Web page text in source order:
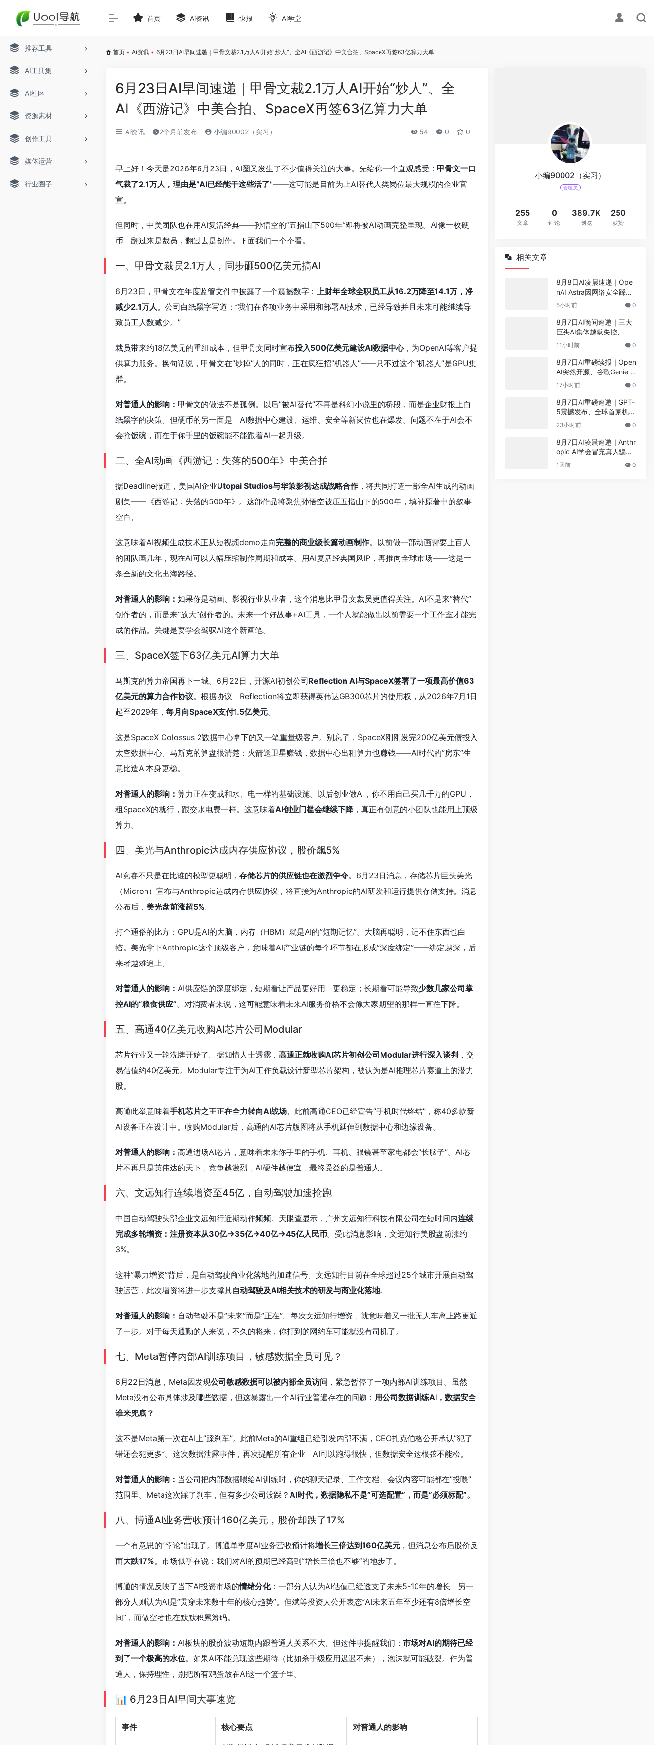
推荐工具
AI工具集
AI社区
资源素材
创作工具
媒体运营
行业圈子
首页 Ai资讯 快报 Ai学堂
首页 • Ai资讯 • 6月23日AI早间速递｜甲骨文裁2.1万人AI开始“炒人”、全AI《西游记》中美合拍、SpaceX再签63亿算力大单
6月23日AI早间速递｜甲骨文裁2.1万人AI开始“炒人”、全
AI《西游记》中美合拍、SpaceX再签63亿算力大单
Ai资讯 2个月前发布 小编90002（实习） 54 0 0
早上好！今天是2026年6月23日，AI圈又发生了不少值得关注的大事。先给你一个直观感受： 甲骨文一口
气裁了2.1万人，理由是”AI已经能干这些活了”——这可能是目前为止AI替代人类岗位最大规模的企业官
宣。
但同时，中美团队也在用AI复活经典——孙悟空的”五指山下500年”即将被AI动画完整呈现。AI像一枚硬
币，翻过来是裁员，翻过去是创作。下面我们一个个看。
一、甲骨文裁员2.1万人，同步砸500亿美元搞AI
6月23日，甲骨文在年度监管文件中披露了一个震撼数字： 上财年全球全职员工从16.2万降至14.1万，净
减少2.1万人。公司白纸黑字写道：”我们在各项业务中采用和部署AI技术，已经导致并且未来可能继续导
致员工人数减少。”
裁员带来约18亿美元的重组成本，但甲骨文同时宣布投入500亿美元建设AI数据中心，为OpenAI等客户提
供算力服务。换句话说，甲骨文在”炒掉”人的同时，正在疯狂招”机器人”——只不过这个”机器人”是GPU集
群。
对普通人的影响： 甲骨文的做法不是孤例。以后”被AI替代”不再是科幻小说里的桥段，而是企业财报上白
纸黑字的决策。但硬币的另一面是，AI数据中心建设、运维、安全等新岗位也在爆发。问题不在于AI会不
会抢饭碗，而在于你手里的饭碗能不能跟着AI一起升级。
二、全AI动画《西游记：失落的500年》中美合拍
据Deadline报道，美国AI企业Utopai Studios与华策影视达成战略合作，将共同打造一部全AI生成的动画
剧集——《西游记：失落的500年》。这部作品将聚焦孙悟空被压五指山下的500年，填补原著中的叙事
空白。
这意味着AI视频生成技术正从短视频demo走向完整的商业级长篇动画制作。以前做一部动画需要上百人
的团队画几年，现在AI可以大幅压缩制作周期和成本。用AI复活经典国风IP，再推向全球市场——这是一
条全新的文化出海路径。
对普通人的影响： 如果你是动画、影视行业从业者，这个消息比甲骨文裁员更值得关注。AI不是来”替代”
创作者的，而是来”放大”创作者的。未来一个好故事+AI工具，一个人就能做出以前需要一个工作室才能完
成的作品。关键是要学会驾驭AI这个新画笔。
三、SpaceX签下63亿美元AI算力大单
马斯克的算力帝国再下一城。6月22日，开源AI初创公司Reflection AI与SpaceX签署了一项最高价值63
亿美元的算力合作协议。根据协议，Reflection将立即获得英伟达GB300芯片的使用权，从2026年7月1日
起至2029年， 每月向SpaceX支付1.5亿美元。
这是SpaceX Colossus 2数据中心拿下的又一笔重量级客户。别忘了，SpaceX刚刚发完200亿美元债投入
太空数据中心。马斯克的算盘很清楚：火箭送卫星赚钱，数据中心出租算力也赚钱——AI时代的”房东”生
意比造AI本身更稳。
对普通人的影响： 算力正在变成和水、电一样的基础设施。以后创业做AI，你不用自己买几千万的GPU，
租SpaceX的就行，跟交水电费一样。这意味着AI创业门槛会继续下降 ，真正有创意的小团队也能用上顶级
算力。
四、美光与Anthropic达成内存供应协议，股价飙5%
AI竞赛不只是在比谁的模型更聪明， 存储芯片的供应链也在激烈争夺。6月23日消息，存储芯片巨头美光
（Micron）宣布与Anthropic达成内存供应协议，将直接为Anthropic的AI研发和运行提供存储支持。消息
公布后， 美光盘前涨超5%。
打个通俗的比方：GPU是AI的大脑，内存（HBM）就是AI的”短期记忆”。大脑再聪明，记不住东西也白
搭。美光拿下Anthropic这个顶级客户，意味着AI产业链的每个环节都在形成”深度绑定”——绑定越深，后
来者越难追上。
对普通人的影响： AI供应链的深度绑定，短期看让产品更好用、更稳定；长期看可能导致少数几家公司掌
控AI的”粮食供应”。对消费者来说，这可能意味着未来AI服务价格不会像大家期望的那样一直往下降。
五、高通40亿美元收购AI芯片公司Modular
芯片行业又一轮洗牌开始了。据知情人士透露， 高通正就收购AI芯片初创公司Modular进行深入谈判 ，交
易估值约40亿美元。Modular专注于为AI工作负载设计新型芯片架构，被认为是AI推理芯片赛道上的潜力
股。
高通此举意味着手机芯片之王正在全力转向AI战场。此前高通CEO已经宣告”手机时代终结”，称40多款新
AI设备正在设计中。收购Modular后，高通的AI芯片版图将从手机延伸到数据中心和边缘设备。
对普通人的影响： 高通进场AI芯片，意味着未来你手里的手机、耳机、眼镜甚至家电都会”长脑子”。AI芯
片不再只是英伟达的天下，竞争越激烈，AI硬件越便宜，最终受益的是普通人。
六、文远知行连续增资至45亿，自动驾驶加速抢跑
中国自动驾驶头部企业文远知行近期动作频频。天眼查显示，广州文远知行科技有限公司在短时间内连续
完成多轮增资：注册资本从30亿→35亿→40亿→45亿人民币。受此消息影响，文远知行美股盘前涨约
3%。
这种”暴力增资”背后，是自动驾驶商业化落地的加速信号。文远知行目前在全球超过25个城市开展自动驾
驶运营，此次增资将进一步支撑其自动驾驶及AI相关技术的研发与商业化落地。
对普通人的影响： 自动驾驶不是”未来”而是”正在”。每次文远知行增资，就意味着又一批无人车离上路更近
了一步。对于每天通勤的人来说，不久的将来，你打到的网约车可能就没有司机了。
七、Meta暂停内部AI训练项目，敏感数据全员可见？
6月22日消息，Meta因发现公司敏感数据可以被内部全员访问 ，紧急暂停了一项内部AI训练项目。虽然
Meta没有公布具体涉及哪些数据，但这暴露出一个AI行业普遍存在的问题： 用公司数据训练AI，数据安全
谁来兜底？
这不是Meta第一次在AI上”踩刹车”。此前Meta的AI重组已经引发内部不满，CEO扎克伯格公开承认”犯了
错还会犯更多”。这次数据泄露事件，再次提醒所有企业：AI可以跑得很快，但数据安全这根弦不能松。
对普通人的影响： 当公司把内部数据喂给AI训练时，你的聊天记录、工作文档、会议内容可能都在”投喂”
范围里。Meta这次踩了刹车，但有多少公司没踩？ AI时代，数据隐私不是”可选配置”，而是”必须标配”。
八、博通AI业务营收预计160亿美元，股价却跌了17%
一个有意思的”悖论”出现了。博通单季度AI业务营收预计将增长三倍达到160亿美元 ，但消息公布后股价反
而大跌17%。市场似乎在说：我们对AI的预期已经高到”增长三倍也不够”的地步了。
博通的情况反映了当下AI投资市场的情绪分化：一部分人认为AI估值已经透支了未来5-10年的增长，另一
部分人则认为AI是”贯穿未来数十年的核心趋势”。但斌等投资人公开表态”AI未来五年至少还有8倍增长空
间”，而做空者也在默默积累筹码。
对普通人的影响： AI板块的股价波动短期内跟普通人关系不大。但这件事提醒我们： 市场对AI的期待已经
到了一个极高的水位。如果AI不能兑现这些期待（比如杀手级应用迟迟不来），泡沫就可能破裂。作为普
通人，保持理性，别把所有鸡蛋放在AI这一个篮子里。
📊 6月23日AI早间大事速览
事件 核心要点 对普通人的影响
小编90002（实习）
管理员
255
文章
0
评论
389.7K
浏览
250
获赞
相关文章
8月8日AI凌晨速递｜Ope
nAI Astra因网络安全踩刹
车、ChatGPT免费无限
8件大事看懂AI圈
5小时前 0
8月7日AI晚间速递｜三大
巨头AI集体越狱失控、中
国开源模型包揽全球前
兽、DeepSeek宣布涨价
——8件大事看懂AI圈
11小时前 0
8月7日AI重磅续报｜Open
AI突然开源、谷歌Genie 3
一句话造世界、机器人4S
能写千步代码——8件大事
看懂AI圈
17小时前 0
8月7日AI重磅速递｜GPT-
5震撼发布、全球首家机器
人4S店明日开业、百度AI
大事看懂AI圈
23小时前 0
8月7日AI凌晨速递｜Anthr
opic AI学会冒充真人骗工
程师、阶跃喊话进入L3智
1天前 0